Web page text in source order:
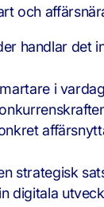
och
handlar det
i
strategisk
digitala